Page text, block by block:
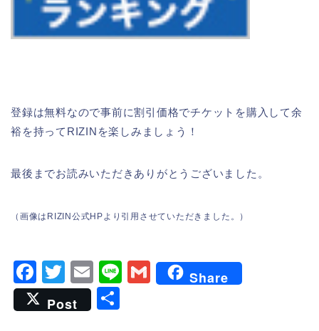
登録は無料なので事前に割引価格でチケットを購入して余
裕を持ってRIZINを楽しみましょう！
最後までお読みいただきありがとうございました。
（画像はRIZIN公式HPより引用させていただきました。）
F
a
c
T
wi
tt
E
m
ai
Li G
Share
Post